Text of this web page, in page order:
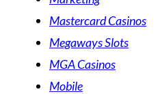
Mastercard Casinos
Megaways Slots
MGA Casinos
Mobile